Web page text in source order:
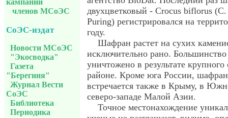
кампании
членов МСоЭС
СоЭС-издат
Новости МСоЭС
"Экосводка"
Газета
"Берегиня"
Журнал Вести
СоЭС
Библиотека
Периодика
двухцветковый - Crocus biflorus
Puring) регистрировался на
году.
Шафран растет на сухих
исключительно рано.
уничтожено в результате крупного
районе. Кроме юга России,
встречается также в Крыму, в
северо-западе Малой Азии.
Точное местонахождение